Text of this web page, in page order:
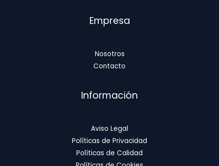
Empresa
Nosotros
Contacto
Información
Aviso Legal
Políticas de Privacidad
Políticas de Calidad